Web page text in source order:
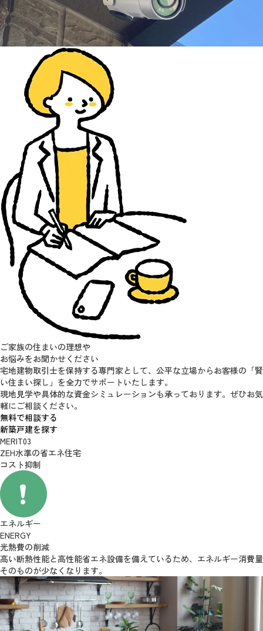
ご家族の住まいの理想や
お悩みをお聞かせください
宅地建物取引士を保持する専門家として、公平な立場からお客様の 「賢
い住まい探し」を全力でサポートいたします。
現地見学や具体的な資金シミュレーションも承っております。ぜひお気
軽にご相談ください。
無料で相談する
新築戸建を探す
MERIT03
ZEH水準の省エネ住宅
コスト抑制
エネルギー
ENERGY
光熱費の削減
高い断熱性能と高性能省エネ設備を備えているため、 エネルギー消費量
そのものが少なくなります。